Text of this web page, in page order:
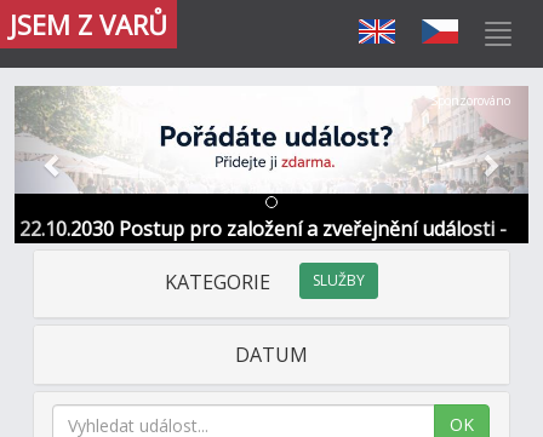
JSEM Z VARŮ
22.10.2030 Postup pro založení a zveřejnění události -
Informace / kontakt
Předchozí Další
Sponzorováno
KATEGORIE SLUŽBY
DATUM
OK